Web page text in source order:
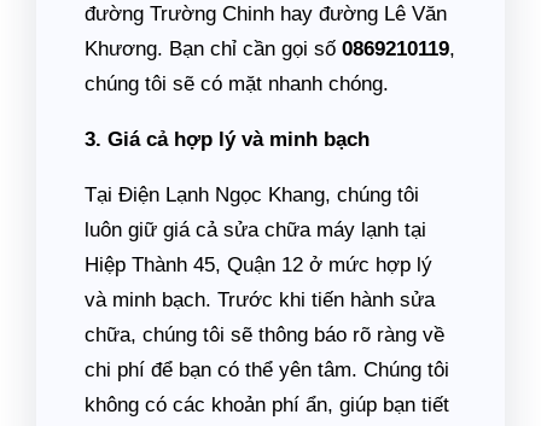
đường Trường Chinh hay đường Lê Văn
Khương. Bạn chỉ cần gọi số 0869210119,
chúng tôi sẽ có mặt nhanh chóng.
3. Giá cả hợp lý và minh bạch
Tại Điện Lạnh Ngọc Khang, chúng tôi
luôn giữ giá cả sửa chữa máy lạnh tại
Hiệp Thành 45, Quận 12 ở mức hợp lý
và minh bạch. Trước khi tiến hành sửa
chữa, chúng tôi sẽ thông báo rõ ràng về
chi phí để bạn có thể yên tâm. Chúng tôi
không có các khoản phí ẩn, giúp bạn tiết